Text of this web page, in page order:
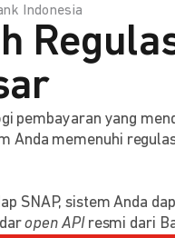
Indonesia
pembayaran yang
Anda memenuhi
SNAP, sistem Anda
open APIresmi dari